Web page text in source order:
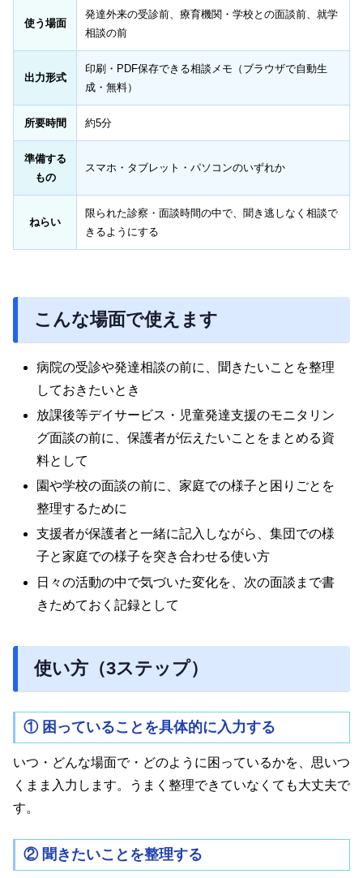
使う場面
発達外来の受診前、療育機関・学校との面談前、就学
相談の前
出力形式
印刷・PDF保存できる相談メモ（ブラウザで自動生
成・無料）
所要時間 約5分
準備する
もの
スマホ・タブレット・パソコンのいずれか
ねらい
限られた診察・面談時間の中で、聞き逃しなく相談で
きるようにする
こんな場面で使えます
病院の受診や発達相談の前に、聞きたいことを整理
しておきたいとき
放課後等デイサービス・児童発達支援のモニタリン
グ面談の前に、保護者が伝えたいことをまとめる資
料として
園や学校の面談の前に、家庭での様子と困りごとを
整理するために
支援者が保護者と一緒に記入しながら、集団での様
子と家庭での様子を突き合わせる使い方
日々の活動の中で気づいた変化を、次の面談まで書
きためておく記録として
使い方（3ステップ）
① 困っていることを具体的に入力する
いつ・どんな場面で・どのように困っているかを、思いつ
くまま入力します。うまく整理できていなくても大丈夫で
す。
② 聞きたいことを整理する